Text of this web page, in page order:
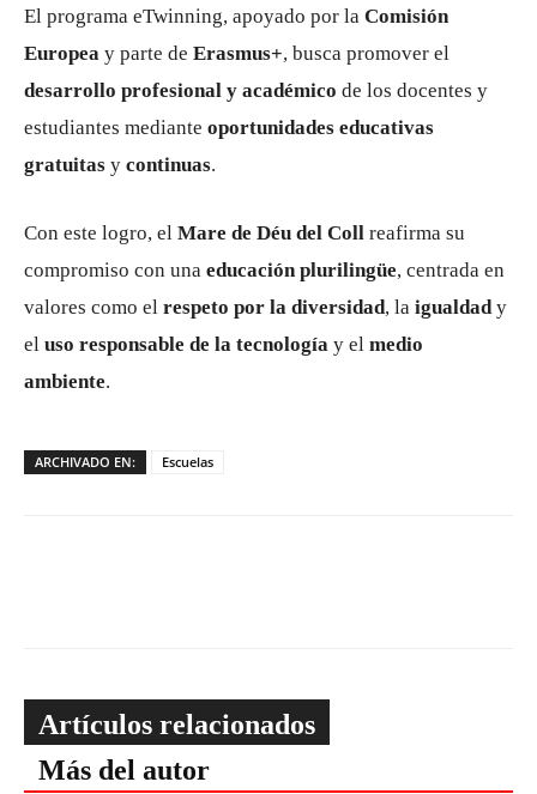
El programa eTwinning, apoyado por la Comisión
Europea y parte de Erasmus+, busca promover el
desarrollo profesional y académico de los docentes y
estudiantes mediante oportunidades educativas
gratuitas y continuas.
Con este logro, el Mare de Déu del Coll reafirma su
compromiso con una educación plurilingüe, centrada en
valores como el respeto por la diversidad, la igualdad y
el uso responsable de la tecnología y el medio
ambiente.
ARCHIVADO EN: Escuelas
Artículos relacionados
Más del autor